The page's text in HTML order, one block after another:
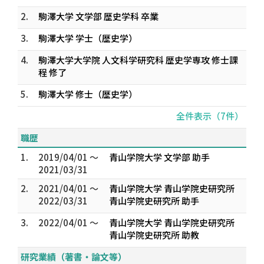
2.
駒澤大学 文学部 歴史学科 卒業
3.
駒澤大学 学士（歴史学）
4.
駒澤大学大学院 人文科学研究科 歴史学専攻 修士課
程 修了
5.
駒澤大学 修士（歴史学）
全件表示（7件）
職歴
1.
2019/04/01 ～
2021/03/31
青山学院大学 文学部 助手
2.
2021/04/01 ～
2022/03/31
青山学院大学 青山学院史研究所
青山学院史研究所 助手
3.
2022/04/01 ～
青山学院大学 青山学院史研究所
青山学院史研究所 助教
研究業績（著書・論文等）